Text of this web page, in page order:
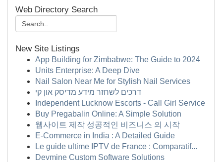
Web Directory Search
New Site Listings
App Building for Zimbabwe: The Guide to 2024
Units Enterprise: A Deep Dive
Nail Salon Near Me for Stylish Nail Services
דרכים לשחזר מידע מדיסק און קי
Independent Lucknow Escorts - Call Girl Service
Buy Pregabalin Online: A Simple Solution
웹사이트 제작 성공적인 비즈니스 의 시작
E-Commerce in India : A Detailed Guide
Le guide ultime IPTV de France : Comparatif...
Devmine Custom Software Solutions